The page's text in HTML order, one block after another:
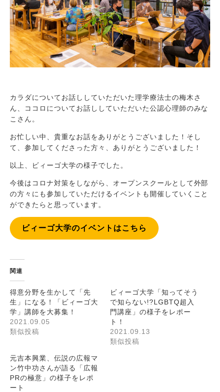
カラダについてお話ししていただいた理学療法士の梅木さ
ん、ココロについてお話ししていただいた公認心理師のみな
こさん。
お忙しい中、貴重なお話をありがとうございました！そし
て、参加してくださった方々、ありがとうございました！
以上、ビィーゴ大学の様子でした。
今後はコロナ対策をしながら、オープンスクールとして外部
の方々にも参加していただけるイベントも開催していくこと
ができたらと思っています。
ビィーゴ大学のイベントはこちら
関連
得意分野を生かして「先
生」になる！「ビィーゴ大
学」講師を大募集！
2021.09.05
類似投稿
ビィーゴ大学「知ってそう
で知らない!?LGBTQ超入
門講座」の様子をレポー
ト！
2021.09.13
類似投稿
元吉本興業、伝説の広報マ
ン竹中功さんが語る「広報
PRの極意」の様子をレポ
ート